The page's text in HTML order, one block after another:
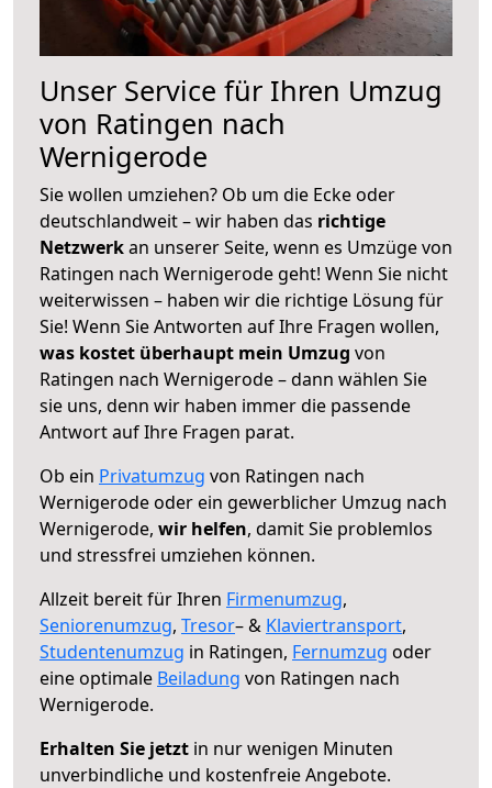
Unser Service für Ihren Umzug
von Ratingen nach
Wernigerode
Sie wollen umziehen? Ob um die Ecke oder
deutschlandweit – wir haben das richtige
Netzwerkan unserer Seite, wenn es Umzüge von
Ratingen nach Wernigerode geht! Wenn Sie nicht
weiterwissen – haben wir die richtige Lösung für
Sie! Wenn Sie Antworten auf Ihre Fragen wollen,
was kostet überhaupt mein Umzug von
Ratingen nach Wernigerode – dann wählen Sie
sie uns, denn wir haben immer die passende
Antwort auf Ihre Fragen parat.
Ob ein Privatumzug von Ratingen nach
Wernigerode oder ein gewerblicher Umzug nach
Wernigerode, wir helfen, damit Sie problemlos
und stressfrei umziehen können.
Allzeit bereit für Ihren Firmenumzug,
Seniorenumzug, Tresor– & Klaviertransport,
Studentenumzug in Ratingen, Fernumzug oder
eine optimale Beiladung von Ratingen nach
Wernigerode.
Erhalten Sie jetzt in nur wenigen Minuten
unverbindliche und kostenfreie Angebote.